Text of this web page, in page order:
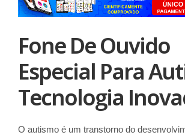
Fone De Ouvido
Especial Para
Tecnologia
O autismo é um transtorno do